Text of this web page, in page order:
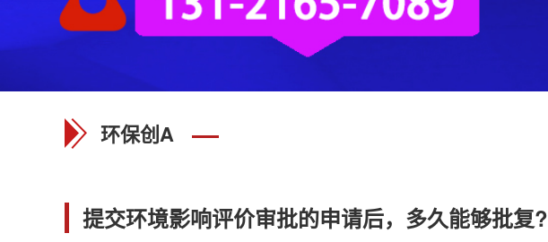
环保创A
提交环境影响评价审批的申请后，多久能够批复?